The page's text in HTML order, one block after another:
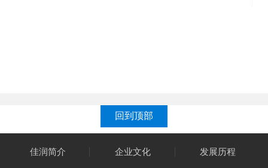
回到顶部
佳润简介 企业文化 发展历程